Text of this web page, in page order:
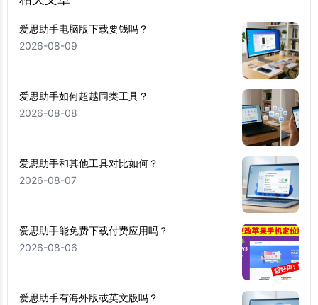
爱思助手电脑版下载要钱吗？
2026-08-09
爱思助手如何超越同类工具？
2026-08-08
爱思助手和其他工具对比如何？
2026-08-07
爱思助手能免费下载付费应用吗？
2026-08-06
爱思助手有海外版或英文版吗？